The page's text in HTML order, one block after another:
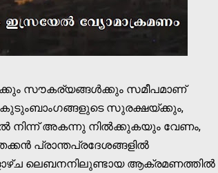
സൗകര്യങ്ങള്‍ക്കും സമീപമാണ്
കുടുംബാംഗങ്ങളുടെ സുരക്ഷയ്ക്കും,
നിന്ന് അകന്നു നില്‍ക്കുകയും വേണം,
പ്രാന്തപ്രദേശങ്ങളില്‍
ലെബനനിലുണ്ടായ ആക്രമണത്തില്‍